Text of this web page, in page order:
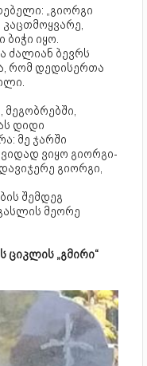
„გიორგი
იყო.
ძალიან ბევრს
რომ დედისერთა
დიდი
მე ჯარში
ვიყო გიორგი-
გიორგი,
შემდეგ
მეორე
ციკლის „გმირი“